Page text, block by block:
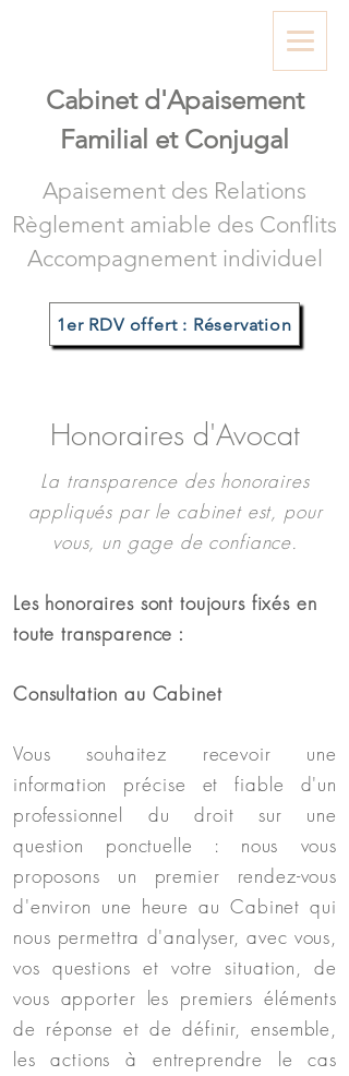
Cabinet d'Apaisement
Familial et Conjugal
Apaisement des Relations
Règlement amiable des Conflits
Accompagnement individuel
1er RDV offert : Réservation
Honoraires d'Avocat
La transparence des honoraires
appliqués par le cabinet est, pour
vous, un gage de confiance.
Les honoraires sont toujours fixés en
toute transparence :
Consultation au Cabinet
Vous souhaitez recevoir une
information précise et fiable d'un
professionnel du droit sur une
question ponctuelle : nous vous
proposons un premier rendez-vous
d'environ une heure au Cabinet qui
nous permettra d'analyser, avec vous,
vos questions et votre situation, de
vous apporter les premiers éléments
de réponse et de définir, ensemble,
les actions à entreprendre le cas